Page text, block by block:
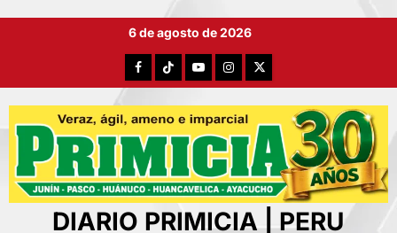
6 de agosto de 2026
FacebookTikTokYouTubeInstagram
X
DIARIO PRIMICIA | PERU